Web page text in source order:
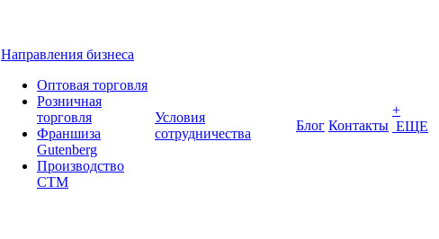
Направления бизнеса
Оптовая торговля
Розничная
торговля
Франшиза
Gutenberg
Производство
СТМ
Условия
сотрудничества
Блог Контакты
+
ЕЩЕ